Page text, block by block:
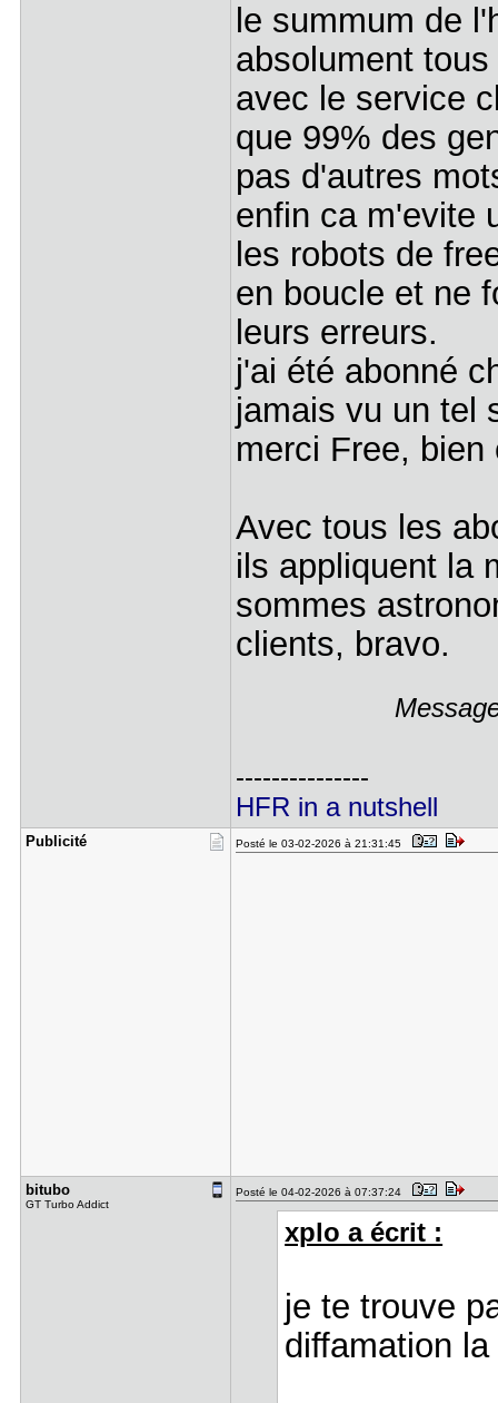
le summum de
absolument
avec le service
que 99% des
pas d'autres
enfin ca m'evite
les robots de
en boucle et ne
leurs erreurs.
j'ai été abonné
jamais vu un tel
merci Free,
Avec tous les
ils appliquent la
sommes
clients, bravo.
---------------
HFR in a nutshell
Publicité Posté le 03-02-2026 à 21:31:45
bitubo
GT Turbo Addict
Posté le 04-02-2026 à 07:37:24
xplo a écrit :
je te trouve
diffamation